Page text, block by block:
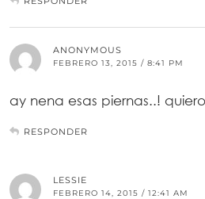
ANONYMOUS
FEBRERO 13, 2015 / 8:41 PM
ay nena esas piernas..!
RESPONDER
LESSIE
FEBRERO 14, 2015 / 12:41 AM